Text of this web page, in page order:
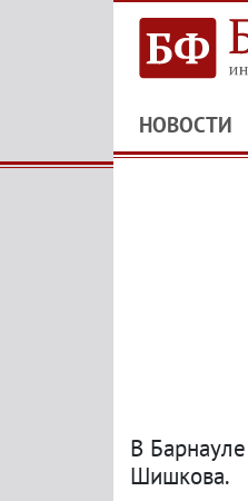
НОВОСТИ
В
Шишкова.